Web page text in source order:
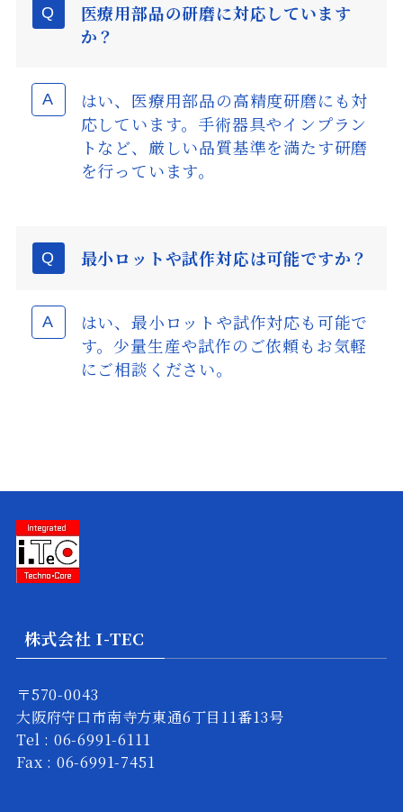
医療用部品の研磨に対応しています
か？
はい、医療用部品の高精度研磨にも対
応しています。手術器具やインプラン
トなど、厳しい品質基準を満たす研磨
を行っています。
最小ロットや試作対応は可能ですか？
はい、最小ロットや試作対応も可能で
す。少量生産や試作のご依頼もお気軽
にご相談ください。
株式会社 I-TEC
〒570-0043
大阪府守口市南寺方東通6丁目11番13号
Tel : 06-6991-6111
Fax : 06-6991-7451